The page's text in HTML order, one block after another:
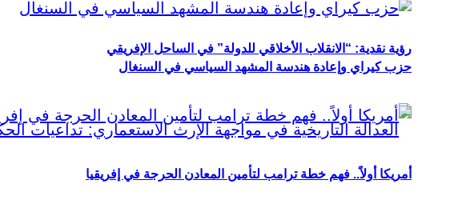
رؤية نقدية: “الانقلاب الأخلاقي للدولة” في الساحل الإفريقي
حزب كيراي وإعادة هندسة المشهد السياسي في السنغال
أمريكا أولاً.. فهم خطة ترامب لتأمين المعادن الحرجة في إفريقيا